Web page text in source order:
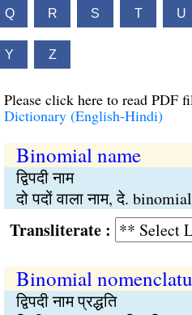
Q R S T U
Y Z
Please click here to read PDF
Dictionary (English-Hindi)
Binomial name
द्विपदी नाम
दो पदों वाला नाम, दे.
:
Binomial
द्विपदी नाम प्रद्धति